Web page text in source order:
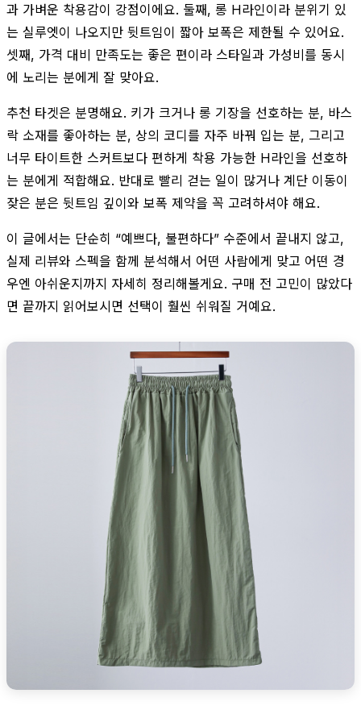
과 가벼운 착용감이 강점이에요. 둘째, 롱 H라인이라 분위기 있
는 실루엣이 나오지만 뒷트임이 짧아 보폭은 제한될 수 있어요.
셋째, 가격 대비 만족도는 좋은 편이라 스타일과 가성비를 동시
에 노리는 분에게 잘 맞아요.
추천 타겟은 분명해요. 키가 크거나 롱 기장을 선호하는 분, 바스
락 소재를 좋아하는 분, 상의 코디를 자주 바꿔 입는 분, 그리고
너무 타이트한 스커트보다 편하게 착용 가능한 H라인을 선호하
는 분에게 적합해요. 반대로 빨리 걷는 일이 많거나 계단 이동이
잦은 분은 뒷트임 깊이와 보폭 제약을 꼭 고려하셔야 해요.
이 글에서는 단순히 “예쁘다, 불편하다” 수준에서 끝내지 않고,
실제 리뷰와 스펙을 함께 분석해서 어떤 사람에게 맞고 어떤 경
우엔 아쉬운지까지 자세히 정리해볼게요. 구매 전 고민이 많았다
면 끝까지 읽어보시면 선택이 훨씬 쉬워질 거예요.